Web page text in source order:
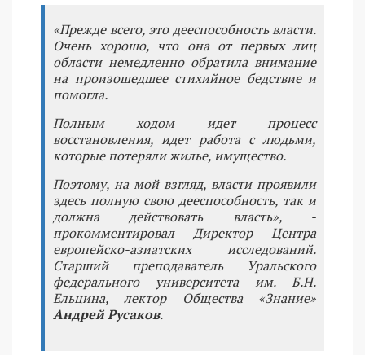
«Прежде всего, это дееспособность власти.
Очень хорошо, что она от первых лиц
области немедленно обратила внимание
на произошедшее стихийное бедствие и
помогла.
Полным ходом идет процесс
восстановления, идет работа с людьми,
которые потеряли жилье, имущество.
Поэтому, на мой взгляд, власти проявили
здесь полную свою дееспособность, так и
должна действовать власть», -
прокомментировал Директор Центра
европейско-азиатских исследований.
Старший преподаватель Уральского
федерального университета им. Б.Н.
Ельцина, лектор Общества «Знание»
Андрей Русаков.